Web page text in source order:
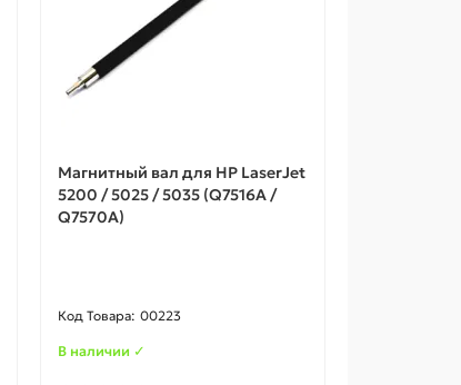
Магнитный вал для HP LaserJet
5200 / 5025 / 5035 (Q7516A /
Q7570A)
00223
В наличии ✓